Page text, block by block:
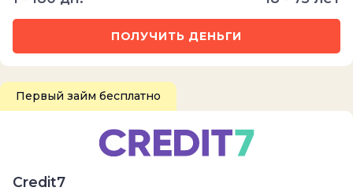
ПОЛУЧИТЬ ДЕНЬГИ
Первый займ бесплатно
Credit7